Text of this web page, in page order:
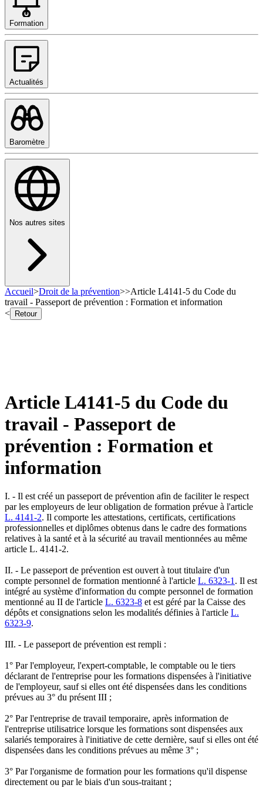
Formation
Actualités
Baromètre
Nos autres sites
Accueil>Droit de la prévention>>Article L4141-5 du Code du
travail - Passeport de prévention : Formation et information
<
Retour
Article L4141-5 du Code du
travail - Passeport de
prévention : Formation et
information
I. - Il est créé un passeport de prévention afin de faciliter le respect
par les employeurs de leur obligation de formation prévue à l'article
L. 4141-2. Il comporte les attestations, certificats, certifications
professionnelles et diplômes obtenus dans le cadre des formations
relatives à la santé et à la sécurité au travail mentionnées au même
article L. 4141-2.
II. - Le passeport de prévention est ouvert à tout titulaire d'un
compte personnel de formation mentionné à l'article L. 6323-1 . Il est
intégré au système d'information du compte personnel de formation
mentionné au II de l'article L. 6323-8 et est géré par la Caisse des
dépôts et consignations selon les modalités définies à l'article L.
6323-9.
III. - Le passeport de prévention est rempli :
1° Par l'employeur, l'expert-comptable, le comptable ou le tiers
déclarant de l'entreprise pour les formations dispensées à l'initiative
de l'employeur, sauf si elles ont été dispensées dans les conditions
prévues au 3° du présent III ;
2° Par l'entreprise de travail temporaire, après information de
l'entreprise utilisatrice lorsque les formations sont dispensées aux
salariés temporaires à l'initiative de cette dernière, sauf si elles ont été
dispensées dans les conditions prévues au même 3° ;
3° Par l'organisme de formation pour les formations qu'il dispense
directement ou par le biais d'un sous-traitant ;